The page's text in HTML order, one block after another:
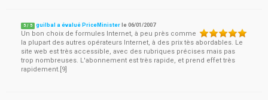
5 / 5 guilbal a évalué PriceMinister le06/01/2007
Un bon choix de formules Internet, à peu près comme
la plupart des autres opérateurs Internet, à des prix tès abordables. Le
site web est très accessible, avec des rubriques précises mais pas
trop nombreuses. L'abonnement est très rapide, et prend effet très
rapidement.[9]